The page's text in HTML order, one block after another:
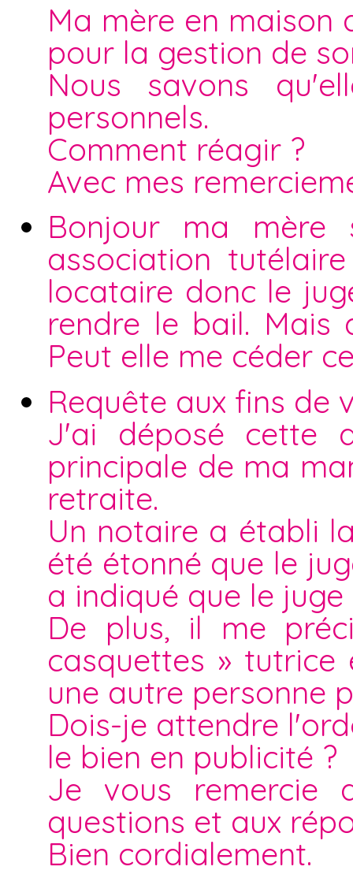
Ma mère en
pour la gestion de
Nous savons
personnels.
Comment réagir ?
Avec mes
Bonjour ma mère
association
locataire donc le
rendre le bail. Mais
Peut elle me céder
Requête aux fins de
J'ai déposé cette
principale de ma
retraite.
Un notaire a établi
été étonné que le
a indiqué que le
De plus, il me
casquettes »
une autre personne
Dois-je attendre
le bien en publicité ?
Je vous remercie
questions et aux
Bien cordialement.